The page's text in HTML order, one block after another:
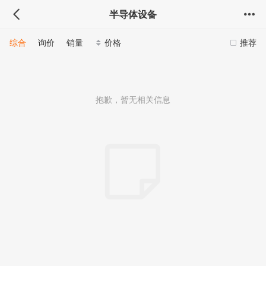
半导体设备
推荐
综合 询价 销量 价格
抱歉，暂无相关信息